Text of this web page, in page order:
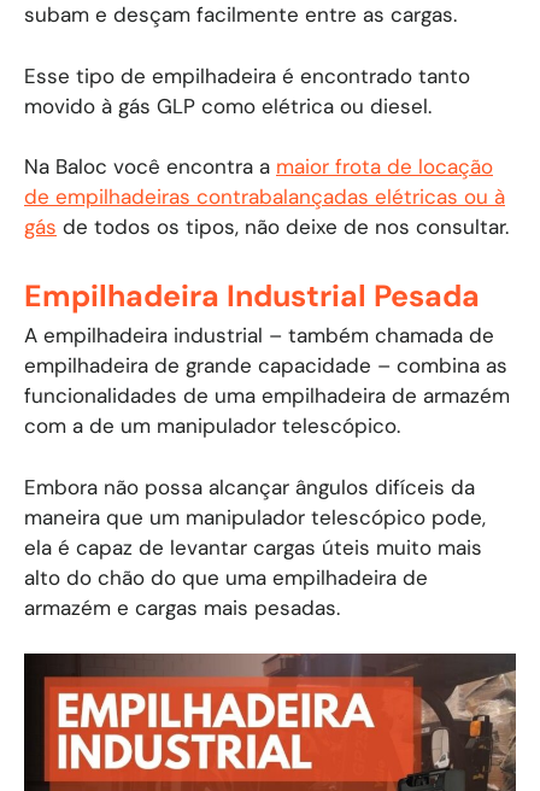
subam e desçam facilmente entre as cargas.
Esse tipo de empilhadeira é encontrado tanto
movido à gás GLP como elétrica ou diesel.
Na Baloc você encontra a maior frota de locação
de empilhadeiras contrabalançadas elétricas ou à
gás de todos os tipos, não deixe de nos consultar.
Empilhadeira Industrial Pesada
A empilhadeira industrial – também chamada de
empilhadeira de grande capacidade – combina as
funcionalidades de uma empilhadeira de armazém
com a de um manipulador telescópico.
Embora não possa alcançar ângulos difíceis da
maneira que um manipulador telescópico pode,
ela é capaz de levantar cargas úteis muito mais
alto do chão do que uma empilhadeira de
armazém e cargas mais pesadas.